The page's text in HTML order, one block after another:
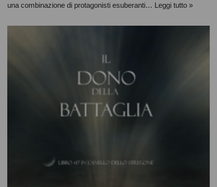
una combinazione di protagonisti esuberanti… Leggi tutto »